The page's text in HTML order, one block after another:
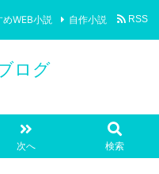
ログ
次へ 検索
めWEB小説 自作小説 RSS